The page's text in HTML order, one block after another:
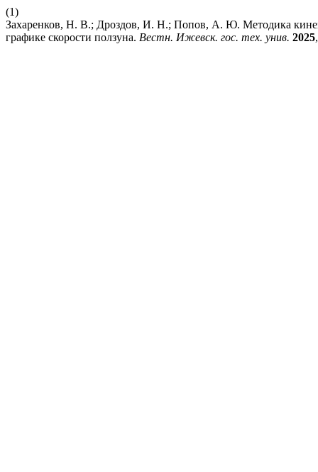
(1)
Захаренков, Н. В.; Дроздов, И. Н.; Попов, А. Ю. Методика
графике скорости ползуна. Вестн. Ижевск. гос. тех. унив. 2025